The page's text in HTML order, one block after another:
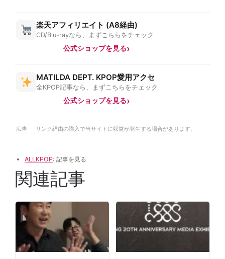
楽天アフィリエイト (A8経由)
CD/Blu-rayなら、まずこちらをチェック
公式ショップを見る
MATILDA DEPT. KPOP愛用アクセ
全KPOP記事なら、まずこちらをチェック
公式ショップを見る
広告 — リンク経由の購入で当サイトに収益が発生する場合があります。
ALLKPOP: 記事を見る
関連記事